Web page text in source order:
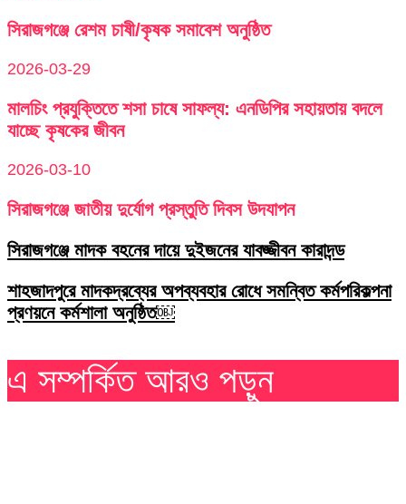
সিরাজগঞ্জে রেশম চাষী/কৃষক সমাবেশ অনুষ্ঠিত
2026-03-29
মালচিং প্রযুক্তিতে শসা চাষে সাফল্য: এনডিপির সহায়তায় বদলে
যাচ্ছে কৃষকের জীবন
2026-03-10
সিরাজগঞ্জে জাতীয় দুর্যোগ প্রস্তুতি দিবস উদযাপন
সিরাজগঞ্জে মাদক বহনের দায়ে দুইজনের যাবজ্জীবন কারাদন্ড
শাহজাদপুরে মাদকদ্রব্যের অপব্যবহার রোধে সমন্বিত কর্মপরিকল্পনা
প্রণয়নে কর্মশালা অনুষ্ঠিত￼
এ সম্পর্কিত আরও পড়ুন